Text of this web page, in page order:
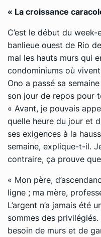
« La croissance
C’est le début du
banlieue ouest de Rio
mal les hauts murs qui
condominiums où
Ono a passé sa
son jour de repos pour
« Avant, je pouvais
quelle heure du jour et
ses exigences à la
semaine, explique-t-il.
contraire, ça prouve
« Mon père,
ligne ; ma mère,
L’argent n’a jamais été
sommes des
besoin de murs et de